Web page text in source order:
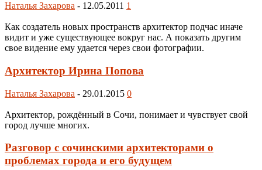
Наталья Захарова - 12.05.2011 1
Как создатель новых пространств архитектор подчас иначе
видит и уже существующее вокруг нас. А показать другим
свое видение ему удается через свои фотографии.
Архитектор Ирина Попова
Наталья Захарова - 29.01.2015 0
Архитектор, рождённый в Сочи, понимает и чувствует свой
город лучше многих.
Разговор с сочинскими архитекторами о
проблемах города и его будущем